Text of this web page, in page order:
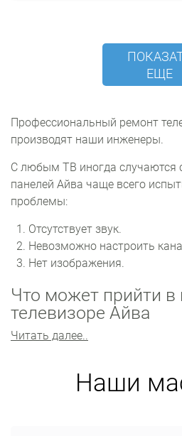
ЕЩЕ
Профессиональный ремонт
производят наши инженеры.
С любым ТВ иногда случаются
панелей Айва чаще всего
проблемы:
Отсутствует звук.
Невозможно настроить
Нет изображения.
Что может прийти в
телевизоре Айва
Самые хрупкие узлы
также бывает с прошивкой.
Основной компонент
Читать далее..
Наши